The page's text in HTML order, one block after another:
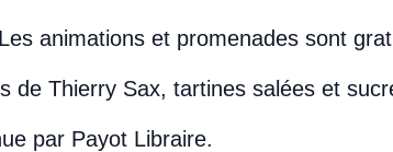
animations et promenades sont
de Thierry Sax, tartines salées et
par Payot Libraire.